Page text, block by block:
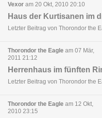
Vexor am 20 Okt, 2010 20:10
Haus der Kurtisanen im
Letzter Beitrag von Thorondor the
Thorondor the Eagle am 07 Mär,
2011 21:12
Herrenhaus im fünften
Letzter Beitrag von Thorondor the
Thorondor the Eagle am 12 Okt,
2010 23:15